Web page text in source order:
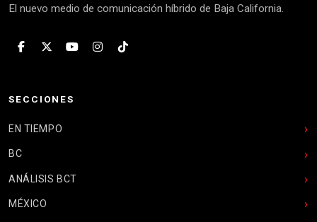
El nuevo medio de comunicación híbrido de Baja California.
SECCIONES
EN TIEMPO
BC
ANÁLISIS BCT
MÉXICO